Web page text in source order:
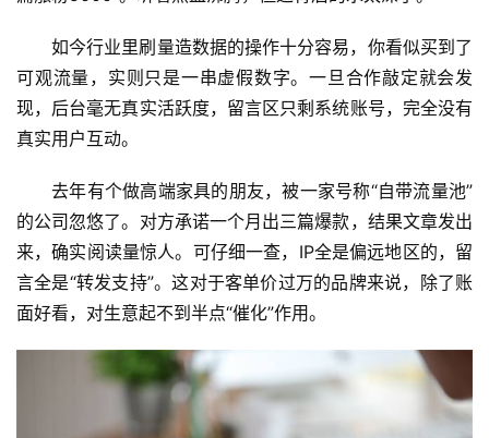
如今行业里刷量造数据的操作十分容易，你看似买到了
可观流量，实则只是一串虚假数字。一旦合作敲定就会发
现，后台毫无真实活跃度，留言区只剩系统账号，完全没有
真实用户互动。
去年有个做高端家具的朋友，被一家号称“自带流量池”
的公司忽悠了。对方承诺一个月出三篇爆款，结果文章发出
来，确实阅读量惊人。可仔细一查，IP全是偏远地区的，留
言全是“转发支持”。这对于客单价过万的品牌来说，除了账
面好看，对生意起不到半点“催化”作用。